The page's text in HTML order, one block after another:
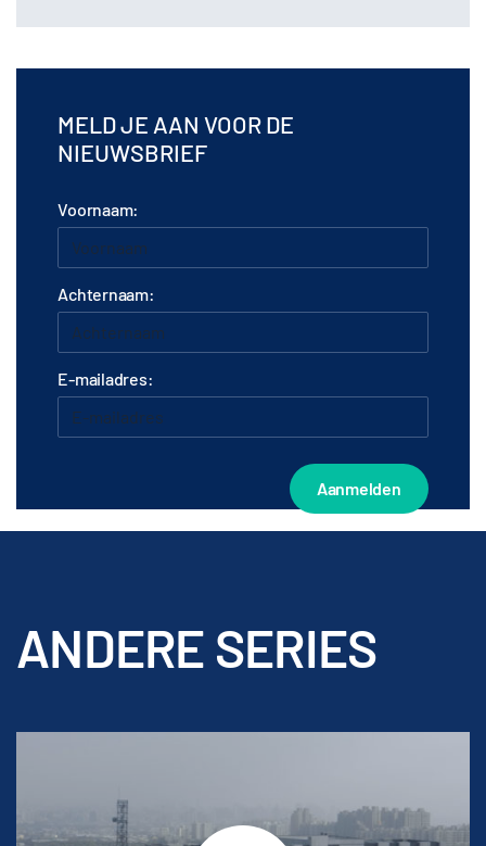
MELD JE AAN VOOR DE
NIEUWSBRIEF
Voornaam:
Achternaam:
E-mailadres:
ANDERE SERIES